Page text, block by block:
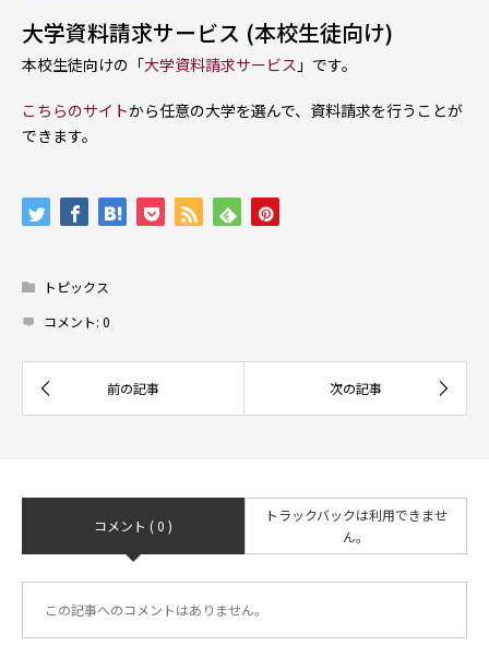
大学資料請求サービス (本校生徒向け)
本校生徒向けの「大学資料請求サービス 」です。
こちらのサイトから任意の大学を選んで、資料請求を行うことが
できます。
トピックス
コメント: 0
コメント ( 0 )
トラックバックは利用できませ
ん。
この記事へのコメントはありません。